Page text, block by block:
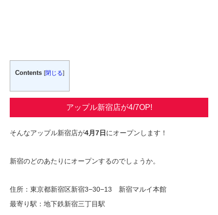
Contents [閉じる]
アップル新宿店が4/7OP!
そんなアップル新宿店が4月7日 にオープンします！
新宿のどのあたりにオープンするのでしょうか。
住所：東京都新宿区新宿3−30−13 新宿マルイ本館
最寄り駅：地下鉄新宿三丁目駅